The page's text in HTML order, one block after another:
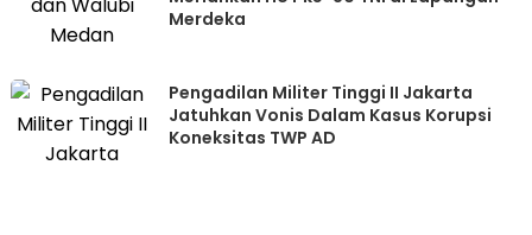
Merdeka
Pengadilan Militer Tinggi II Jakarta
Jatuhkan Vonis Dalam Kasus Korupsi
Koneksitas TWP AD